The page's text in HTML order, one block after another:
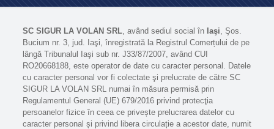
SC SIGUR LA VOLAN SRL, având sediul social în Iaşi, Şos.
Bucium nr. 3, jud. Iaşi, înregistrată la Registrul Comerțului de pe
lângă Tribunalul Iaşi sub nr. J33/87/2007, având CUI
RO20668188, este operator de date cu caracter personal. Datele
cu caracter personal vor fi colectate şi prelucrate de către SC
SIGUR LA VOLAN SRL numai în măsura permisă prin
Regulamentul General (UE) 679/2016 privind protecţia
persoanelor fizice în ceea ce privește prelucrarea datelor cu
caracter personal și privind libera circulație a acestor date, numit